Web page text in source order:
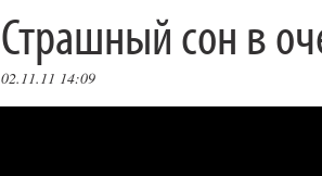
Страшный сон в
02.11.11 14:09